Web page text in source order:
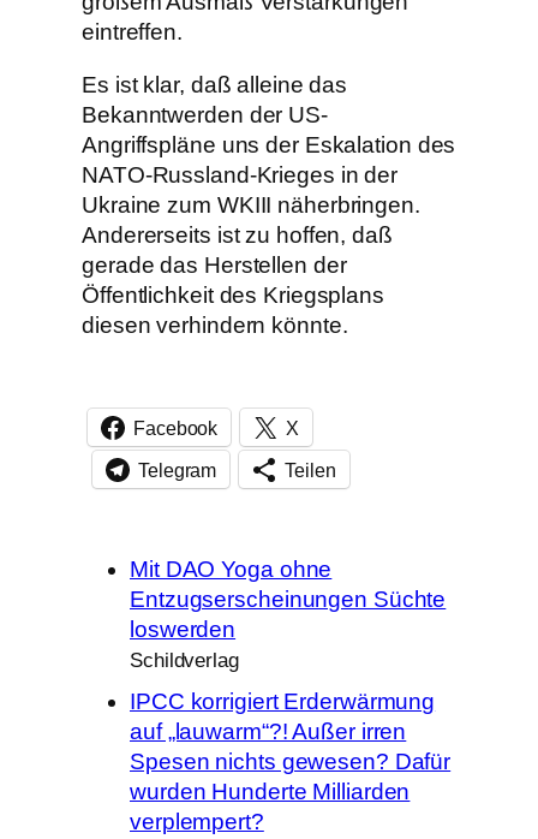
eintreffen.
Es ist klar, daß alleine das
Bekanntwerden der US-
Angriffspläne uns der Eskalation des
NATO-Russland-Krieges in der
Ukraine zum WKIII näherbringen.
Andererseits ist zu hoffen, daß
gerade das Herstellen der
Öffentlichkeit des Kriegsplans
diesen verhindern könnte.
Facebook X
Telegram Teilen
Mit DAO Yoga ohne
Entzugserscheinungen Süchte
loswerden
Schildverlag
IPCC korrigiert Erderwärmung
auf „lauwarm“?! Außer irren
Spesen nichts gewesen? Dafür
wurden Hunderte Milliarden
verplempert?